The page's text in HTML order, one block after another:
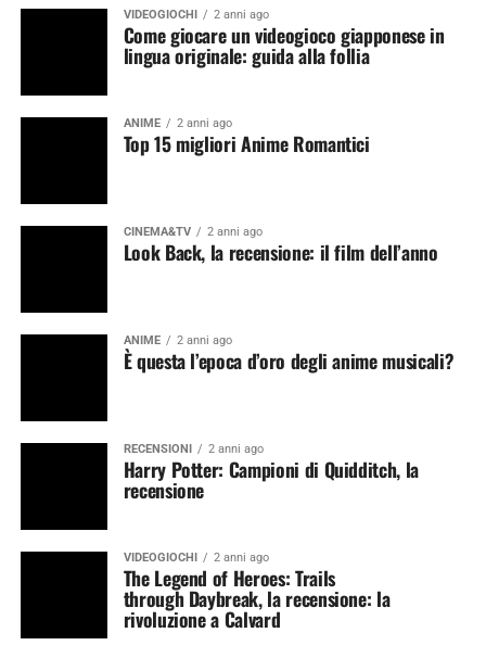
VIDEOGIOCHI 2 anni ago
Come giocare un videogioco giapponese in
lingua originale: guida alla follia
ANIME 2 anni ago
Top 15 migliori Anime Romantici
CINEMA&TV 2 anni ago
Look Back, la recensione: il film dell’anno
ANIME 2 anni ago
È questa l’epoca d’oro degli anime musicali?
RECENSIONI 2 anni ago
Harry Potter: Campioni di Quidditch, la
recensione
VIDEOGIOCHI 2 anni ago
The Legend of Heroes: Trails
through Daybreak, la recensione: la
rivoluzione a Calvard